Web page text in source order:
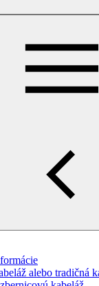
alebo tradičná